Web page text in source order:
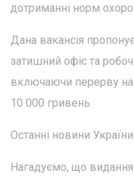
дотриманні норм
Дана вакансія
затишний офіс та
включаючи перерву на
10 000 гривень.
Останні новини України:
Нагадуємо, що